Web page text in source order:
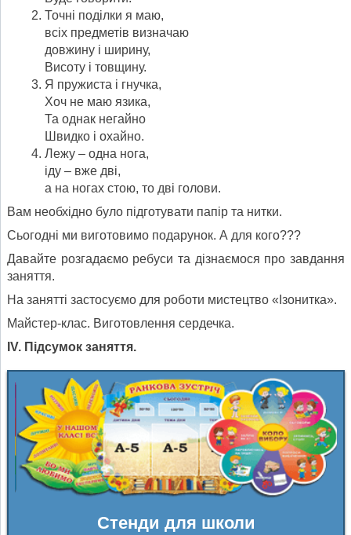
Точні поділки я маю,
всіх предметів визначаю
довжину і ширину,
Висоту і товщину.
Я пружиста і гнучка,
Хоч не маю язика,
Та однак негайно
Швидко і охайно.
Лежу – одна нога,
іду – вже дві,
а на ногах стою, то дві голови.
Вам необхідно було підготувати папір та нитки.
Сьогодні ми виготовимо подарунок. А для кого???
Давайте розгадаємо ребуси та дізнаємося про завдання
заняття.
На занятті застосуємо для роботи мистецтво «Ізонитка».
Майстер-клас. Виготовлення сердечка.
ІV. Підсумок заняття.
Стенди для школи